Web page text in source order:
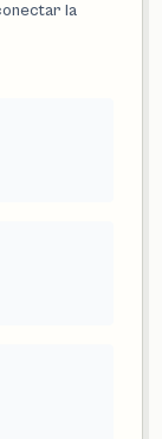
la